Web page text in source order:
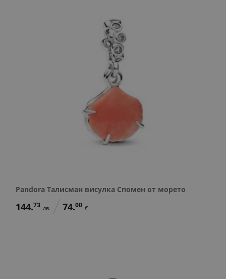
Pandora Талисман висулка Спомен от морето
144.73 лв. 74.00 €